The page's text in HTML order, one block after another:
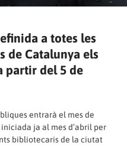
a totes les
de Catalunya els
partir del 5 de
entrarà el mes de
ja al mes d’abril per
bibliotecaris de la ciutat